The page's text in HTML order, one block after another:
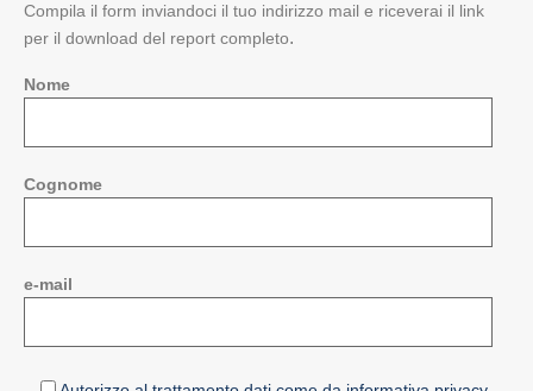
Compila il form inviandoci il tuo indirizzo mail e riceverai il link
per il download del report completo.
Nome
Cognome
e-mail